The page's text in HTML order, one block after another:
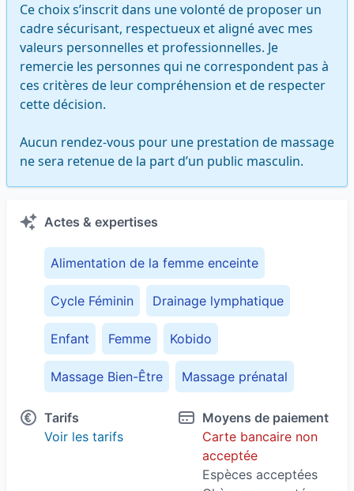
Ce choix s’inscrit dans une volonté de proposer un
cadre sécurisant, respectueux et aligné avec mes
valeurs personnelles et professionnelles. Je
remercie les personnes qui ne correspondent pas à
ces critères de leur compréhension et de respecter
cette décision.
Aucun rendez-vous pour une prestation de massage
ne sera retenue de la part d’un public masculin.
Actes & expertises
Alimentation de la femme enceinte
Cycle Féminin Drainage lymphatique
Enfant Femme Kobido
Massage Bien-Être Massage prénatal
Naturopathie
Tarifs
Voir les tarifs
Moyens de paiement
Carte bancaire non
acceptée
Espèces acceptées